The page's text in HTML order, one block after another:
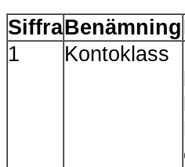
SiffraBenämning
1
Kontoklass